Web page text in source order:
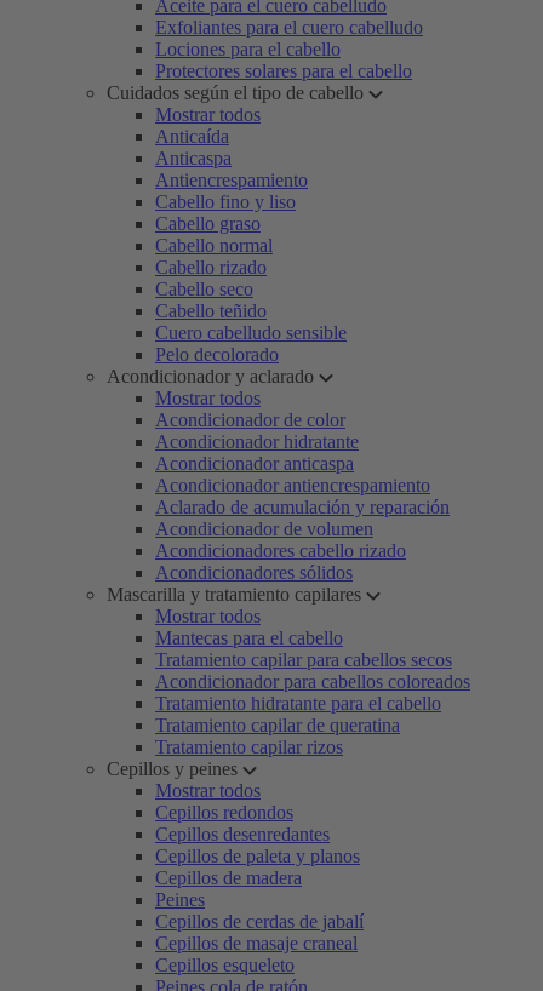
Aceite para el cuero cabelludo
Exfoliantes para el cuero cabelludo
Lociones para el cabello
Protectores solares para el cabello
Cuidados según el tipo de cabello
Mostrar todos
Anticaída
Anticaspa
Antiencrespamiento
Cabello fino y liso
Cabello graso
Cabello normal
Cabello rizado
Cabello seco
Cabello teñido
Cuero cabelludo sensible
Pelo decolorado
Acondicionador y aclarado
Mostrar todos
Acondicionador de color
Acondicionador hidratante
Acondicionador anticaspa
Acondicionador antiencrespamiento
Aclarado de acumulación y reparación
Acondicionador de volumen
Acondicionadores cabello rizado
Acondicionadores sólidos
Mascarilla y tratamiento capilares
Mostrar todos
Mantecas para el cabello
Tratamiento capilar para cabellos secos
Acondicionador para cabellos coloreados
Tratamiento hidratante para el cabello
Tratamiento capilar de queratina
Tratamiento capilar rizos
Cepillos y peines
Mostrar todos
Cepillos redondos
Cepillos desenredantes
Cepillos de paleta y planos
Cepillos de madera
Peines
Cepillos de cerdas de jabalí
Cepillos de masaje craneal
Cepillos esqueleto
Peines cola de ratón